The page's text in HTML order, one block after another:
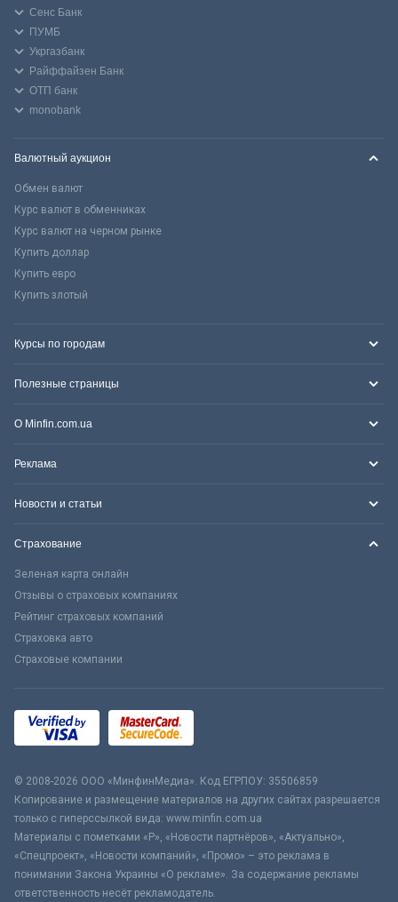
Сенс Банк
ПУМБ
Укргазбанк
Райффайзен Банк
ОТП банк
monobank
Валютный аукцион
Обмен валют
Курс валют в обменниках
Курс валют на черном рынке
Купить доллар
Купить евро
Купить злотый
Курсы по городам
Полезные страницы
О Minfin.com.ua
Реклама
Новости и статьи
Страхование
Зеленая карта онлайн
Отзывы о страховых компаниях
Рейтинг страховых компаний
Страховка авто
Страховые компании
© 2008-2026 ООО «МинфинМедиа». Код ЕГРПОУ: 35506859
Копирование и размещение материалов на других сайтах разрешается
только с гиперссылкой вида: www.minfin.com.ua
Материалы с пометками «Р», «Новости партнёров», «Актуально»,
«Спецпроект», «Новости компаний», «Промо» – это реклама в
понимании Закона Украины «О рекламе». За содержание рекламы
ответственность несёт рекламодатель.